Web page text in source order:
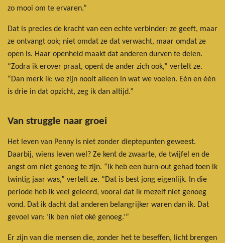
zo mooi om te ervaren.”
Dat is precies de kracht van een echte verbinder: ze geeft, maar
ze ontvangt ook; niet omdat ze dat verwacht, maar omdat ze
open is. Haar openheid maakt dat anderen durven te delen.
“Zodra ik erover praat, opent de ander zich ook,” vertelt ze.
“Dan merk ik: we zijn nooit alleen in wat we voelen. Eén en één
is drie in dat opzicht, zeg ik dan altijd.”
Van struggle naar groei
Het leven van Penny is niet zonder dieptepunten geweest.
Daarbij, wiens leven wel? Ze kent de zwaarte, de twijfel en de
angst om niet genoeg te zijn. “Ik heb een burn-out gehad toen ik
twintig jaar was,” vertelt ze. “Dat is best jong eigenlijk. In die
periode heb ik veel geleerd, vooral dat ik mezelf niet genoeg
vond. Dat ik dacht dat anderen belangrijker waren dan ik. Dat
gevoel van: ‘ik ben niet oké genoeg.’”
Er zijn van die mensen die, zonder het te beseffen, licht brengen